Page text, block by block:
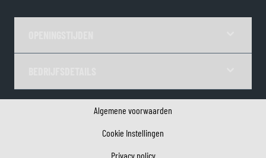
Algemene voorwaarden
Cookie Instellingen
Privacy policy